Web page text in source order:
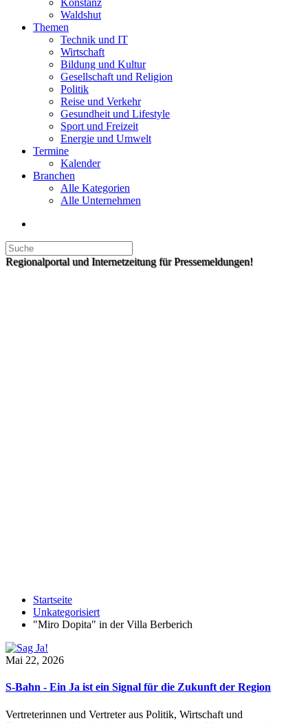
Konstanz
Waldshut
Themen
Technik und IT
Wirtschaft
Bildung und Kultur
Gesellschaft und Religion
Politik
Reise und Verkehr
Gesundheit und Lifestyle
Sport und Freizeit
Energie und Umwelt
Termine
Kalender
Branchen
Alle Kategorien
Alle Unternehmen
Regionalportal und Internetzeitung für Pressemeldungen!
Startseite
Unkategorisiert
"Miro Dopita" in der Villa Berberich
Mai 22, 2026
S-Bahn - Ein Ja ist ein Signal für die Zukunft der Region
Vertreterinnen und Vertreter aus Politik, Wirtschaft und